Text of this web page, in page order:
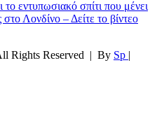
εντυπωσιακό σπίτι που μένει
Λονδίνο – Δείτε το βίντεο
Rights Reserved | By Sp |